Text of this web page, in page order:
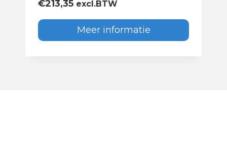
€213,35 excl.BTW
Meer informatie